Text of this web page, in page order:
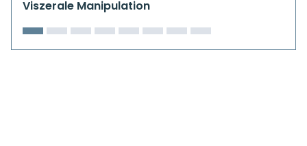
Viszerale Manipulation
Human Reset Week